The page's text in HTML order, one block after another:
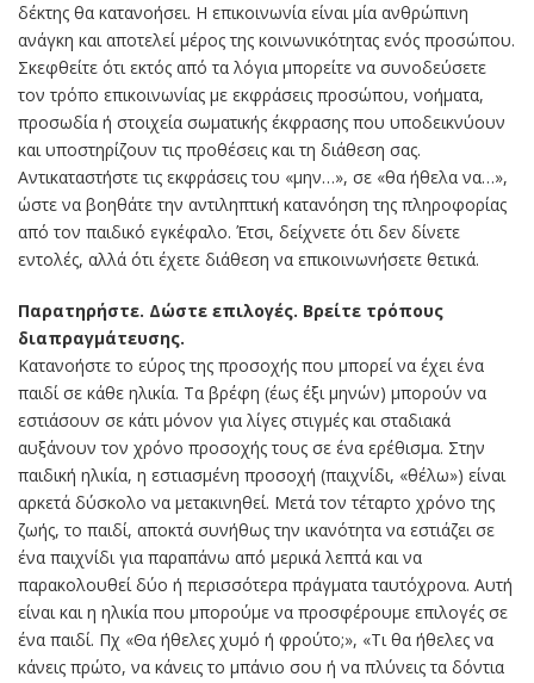
δέκτης θα κατανοήσει. Η επικοινωνία είναι μία ανθρώπινη
ανάγκη και αποτελεί μέρος της κοινωνικότητας ενός προσώπου.
Σκεφθείτε ότι εκτός από τα λόγια μπορείτε να συνοδεύσετε
τον τρόπο επικοινωνίας με εκφράσεις προσώπου, νοήματα,
προσωδία ή στοιχεία σωματικής έκφρασης που υποδεικνύουν
και υποστηρίζουν τις προθέσεις και τη διάθεση σας.
Αντικαταστήστε τις εκφράσεις του «μην…», σε «θα ήθελα να…»,
ώστε να βοηθάτε την αντιληπτική κατανόηση της πληροφορίας
από τον παιδικό εγκέφαλο. Έτσι, δείχνετε ότι δεν δίνετε
εντολές, αλλά ότι έχετε διάθεση να επικοινωνήσετε θετικά.
Παρατηρήστε. Δώστε επιλογές. Βρείτε τρόπους
διαπραγμάτευσης.
Κατανοήστε το εύρος της προσοχής που μπορεί να έχει ένα
παιδί σε κάθε ηλικία. Τα βρέφη (έως έξι μηνών) μπορούν να
εστιάσουν σε κάτι μόνον για λίγες στιγμές και σταδιακά
αυξάνουν τον χρόνο προσοχής τους σε ένα ερέθισμα. Στην
παιδική ηλικία, η εστιασμένη προσοχή (παιχνίδι, «θέλω») είναι
αρκετά δύσκολο να μετακινηθεί. Μετά τον τέταρτο χρόνο της
ζωής, το παιδί, αποκτά συνήθως την ικανότητα να εστιάζει σε
ένα παιχνίδι για παραπάνω από μερικά λεπτά και να
παρακολουθεί δύο ή περισσότερα πράγματα ταυτόχρονα. Αυτή
είναι και η ηλικία που μπορούμε να προσφέρουμε επιλογές σε
ένα παιδί. Πχ «Θα ήθελες χυμό ή φρούτο;», «Τι θα ήθελες να
κάνεις πρώτο, να κάνεις το μπάνιο σου ή να πλύνεις τα δόντια